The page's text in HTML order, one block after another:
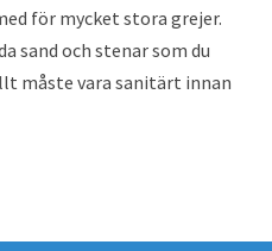
för mycket stora grejer.
sand och stenar som du
måste vara sanitärt innan